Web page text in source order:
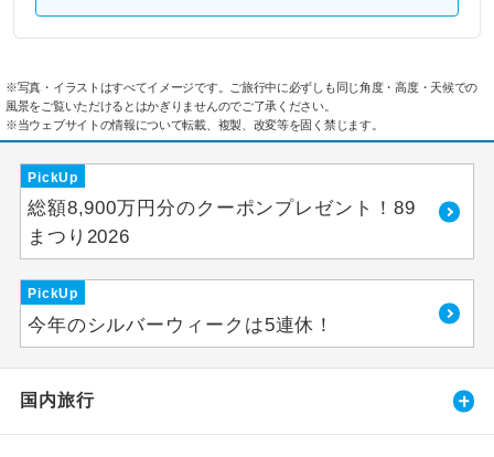
※写真・イラストはすべてイメージです。ご旅行中に必ずしも同じ角度・高度・天候での
風景をご覧いただけるとはかぎりませんのでご了承ください。
※当ウェブサイトの情報について転載、複製、改変等を固く禁じます。
PickUp
総額8,900万円分のクーポンプレゼント！89
まつり2026
PickUp
今年のシルバーウィークは5連休！
国内旅行